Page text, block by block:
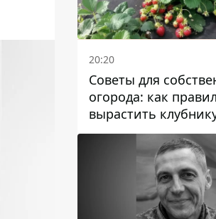
20:20
Советы для
огорода: как
вырастить